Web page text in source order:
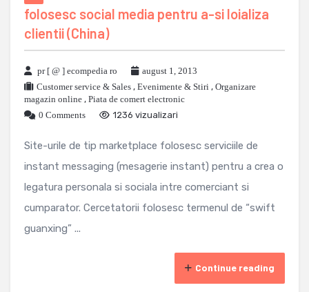
folosesc social media pentru a-si loializa
clientii (China)
pr [ @ ] ecompedia ro
august 1, 2013
Customer service & Sales , Evenimente & Stiri , Organizare
magazin online , Piata de comert electronic
0 Comments
1236 vizualizari
Site-urile de tip marketplace folosesc serviciile de
instant messaging (mesagerie instant) pentru a crea o
legatura personala si sociala intre comerciant si
cumparator. Cercetatorii folosesc termenul de “swift
guanxing” ...
Continue reading